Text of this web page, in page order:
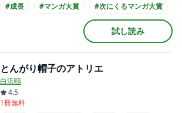
#成長
#マンガ大賞
#次にくるマンガ大賞
#書店員が選んだコミック
#アニメ化
試し読み
とんがり帽子のアトリエ
白浜鴎
4.5
1冊無料